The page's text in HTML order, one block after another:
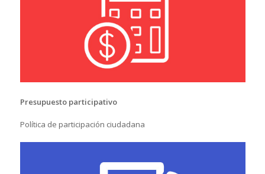
Presupuesto participativo
Política de participación ciudadana